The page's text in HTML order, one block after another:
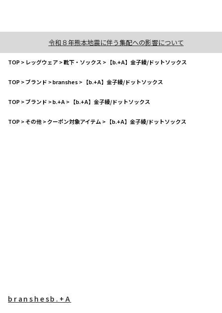
令和８年熊本地震に伴う集配への影響について
TOP> レッグウェア>靴下・ソックス > 【b.+A】金子綾/ドットソックス
TOP>ブランド >branshes> 【b.+A】金子綾/ドットソックス
TOP>ブランド >b.+A> 【b.+A】金子綾/ドットソックス
TOP>その他>クーポン対象アイテム > 【b.+A】金子綾/ドットソックス
branshesb.+A